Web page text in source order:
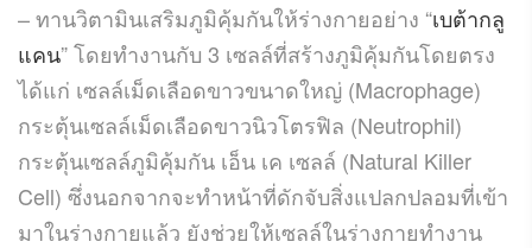
– ทานวิตามินเสริมภูมิคุ้มกันให้ร่างกายอย่าง “เบต้ากลู
แคน” โดยทำงานกับ 3 เซลล์ที่สร้างภูมิคุ้มกันโดยตรง
ได้แก่ เซลล์เม็ดเลือดขาวขนาดใหญ่ (Macrophage)
กระตุ้นเซลล์เม็ดเลือดขาวนิวโตรฟิล (Neutrophil)
กระตุ้นเซลล์ภูมิคุ้มกัน เอ็น เค เซลล์ (Natural Killer
Cell) ซึ่งนอกจากจะทำหน้าที่ดักจับสิ่งแปลกปลอมที่เข้า
มาในร่างกายแล้ว ยังช่วยให้เซลล์ในร่างกายทำงาน